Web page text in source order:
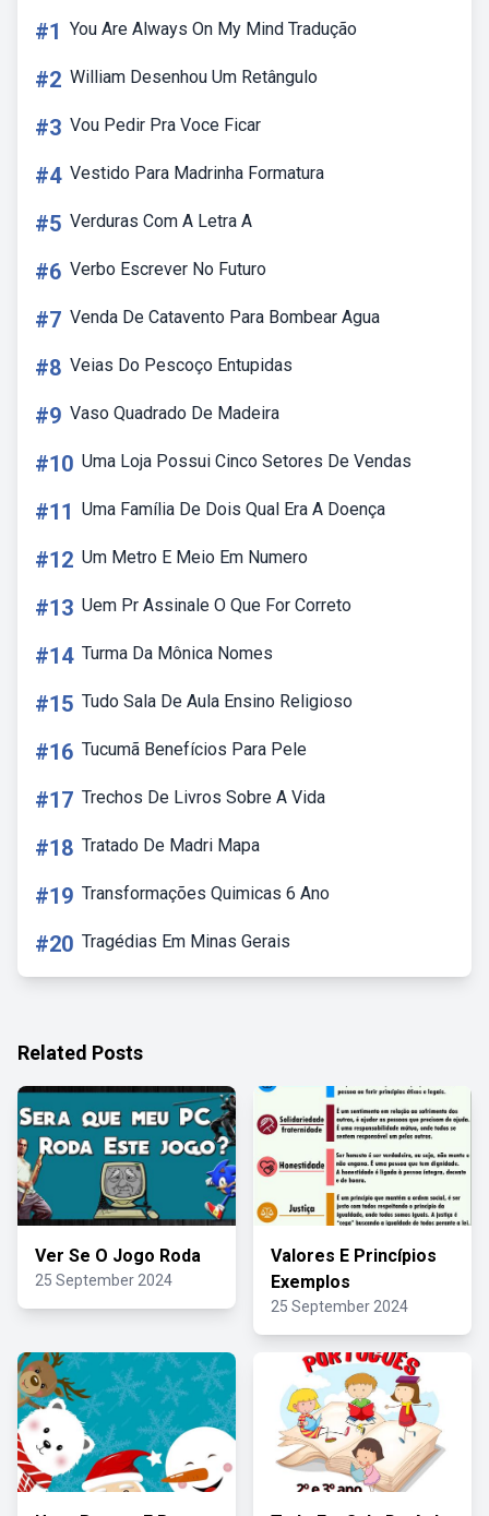
#1 You Are Always On My Mind Tradução
#2 William Desenhou Um Retângulo
#3 Vou Pedir Pra Voce Ficar
#4 Vestido Para Madrinha Formatura
#5 Verduras Com A Letra A
#6 Verbo Escrever No Futuro
#7 Venda De Catavento Para Bombear Agua
#8 Veias Do Pescoço Entupidas
#9 Vaso Quadrado De Madeira
#10 Uma Loja Possui Cinco Setores De Vendas
#11 Uma Família De Dois Qual Era A Doença
#12 Um Metro E Meio Em Numero
#13 Uem Pr Assinale O Que For Correto
#14 Turma Da Mônica Nomes
#15 Tudo Sala De Aula Ensino Religioso
#16 Tucumã Benefícios Para Pele
#17 Trechos De Livros Sobre A Vida
#18 Tratado De Madri Mapa
#19 Transformações Quimicas 6 Ano
#20 Tragédias Em Minas Gerais
Related Posts
Ver Se O Jogo Roda
25 September 2024
Valores E Princípios
Exemplos
25 September 2024